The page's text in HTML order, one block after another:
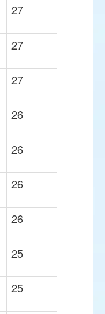
27
27
27
26
26
26
26
25
25